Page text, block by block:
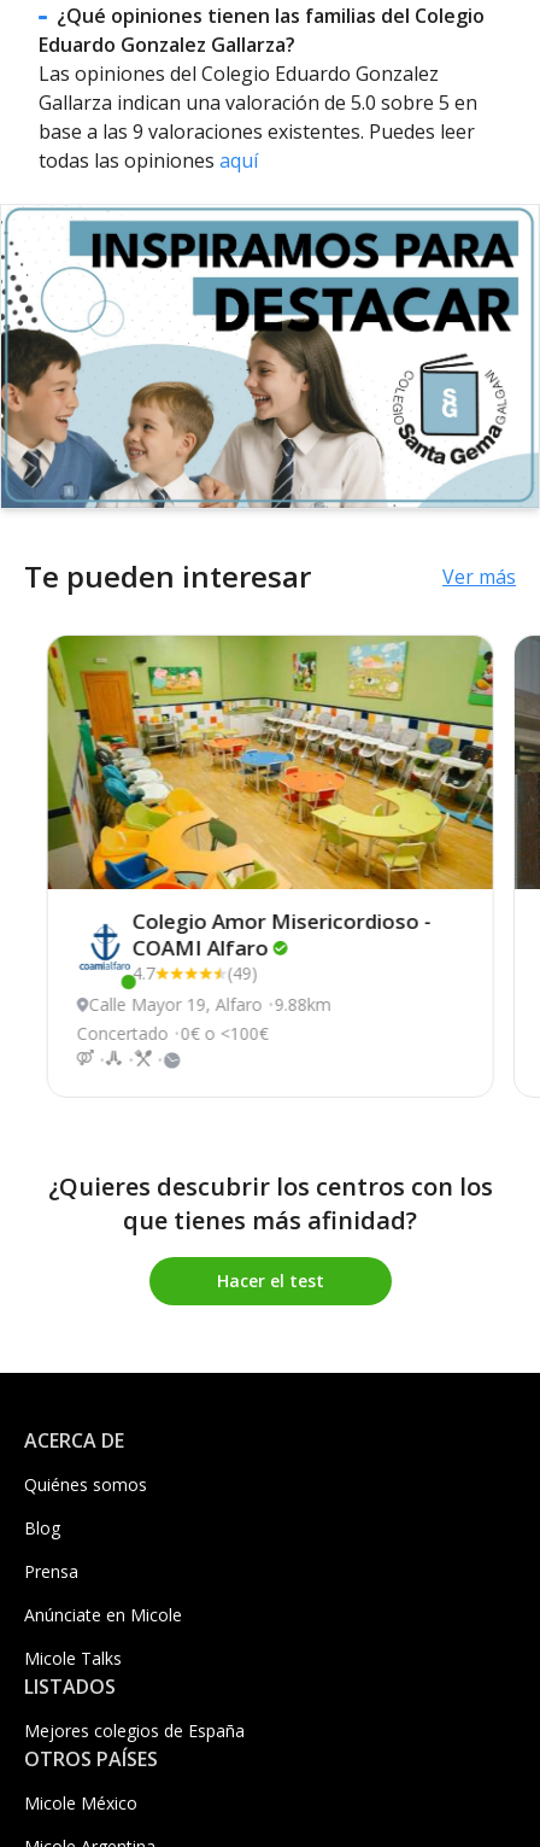
¿Qué opiniones tienen las familias del Colegio
Eduardo Gonzalez Gallarza?
Las opiniones del Colegio Eduardo Gonzalez
Gallarza indican una valoración de 5.0 sobre 5 en
base a las 9 valoraciones existentes. Puedes leer
todas las opiniones aquí
Te pueden interesar Ver más
Este centro ha estado online recientemente
Colegio Amor Misericordioso -
COAMIAlfaro
4.7
(49)
Calle Mayor 19, Alfaro 9.88km
Concertado 0€ o <100€
¿Quieres descubrir los centros con los
que tienes más afinidad?
Hacer el test
ACERCA DE
Quiénes somos
Blog
Prensa
Anúnciate en Micole
Micole Talks
LISTADOS
Mejores colegios de España
OTROS PAÍSES
Micole México